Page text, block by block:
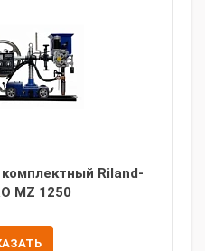
Riland-
MZ 1250